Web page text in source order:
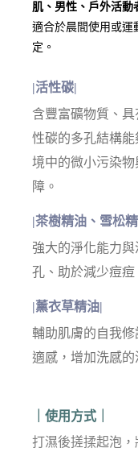
肌、男性、戶外活動
適合於晨間使用或運
定。
|活性碳|
含豐富礦物質、
性碳的多孔結構
境中的微小污染
障。
|茶樹精油、雪松
強大的淨化能力
孔、助於減少痘痘
|薰衣草精油|
輔助肌膚的自我
適感，增加洗感的
｜使用方式｜
打濕後搓揉起泡